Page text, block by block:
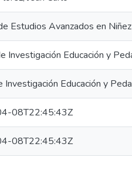
Estudios Avanzados en
Investigación Educación y
Investigación Educación y
08T22:45:43Z
08T22:45:43Z